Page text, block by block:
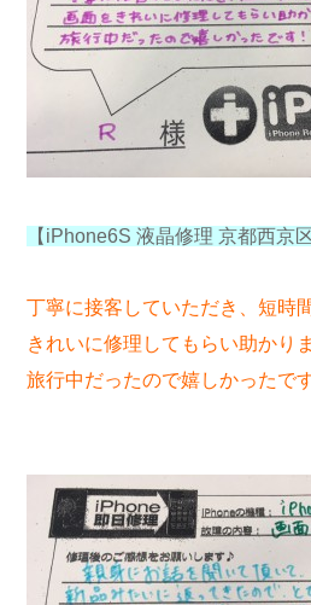
【iPhone6S 液晶修理 京都西京
丁寧に接客していただき、短時
きれいに修理してもらい助かり
旅行中だったので嬉しかったで